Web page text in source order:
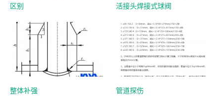
区别
活接头焊接式球阀
整体补强 管道探伤